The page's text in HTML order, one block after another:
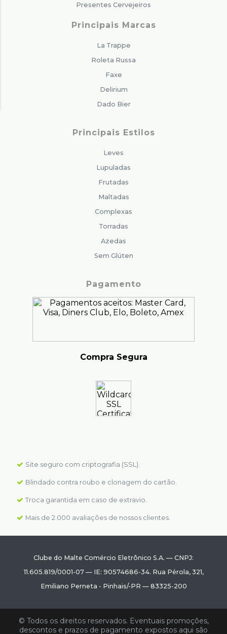
Presentes Cervejeiros
Principais Marcas
La Trappe
Roleta Russa
Faxe
Delirium
Dado Bier
Principais Estilos
Leves
Lupuladas
Frutadas
Maltadas
Complexas
Torradas
Azedas
Sem Glúten
Pagamento
Compra Segura
Site seguro com criptografia (SSL).
Blindado contra roubo e clonagem do cartão.
Troca garantida em caso de extravio.
Mais de 2.000 avaliações de nossos clientes.
Clube do Malte Comércio Eletrônico S.A. — CNPJ:
11.605.819/0001-07— IE: 90574686-34. Rua Pérola, 321,
Emiliano Perneta - Pinhais/-PR — 83325-200
© Todos os direitos reservados. Eventuais promoções,
descontos e prazos de pagamento expostos aqui são